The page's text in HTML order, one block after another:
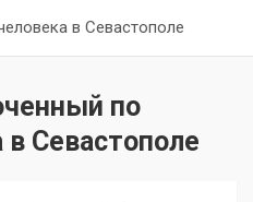
в Севастополе
по
Севастополе